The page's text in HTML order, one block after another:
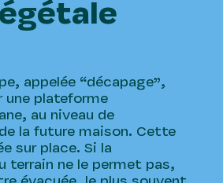
appelée “décapage”,
une plateforme
au niveau de
la future maison. Cette
sur place. Si la
terrain ne le permet pas,